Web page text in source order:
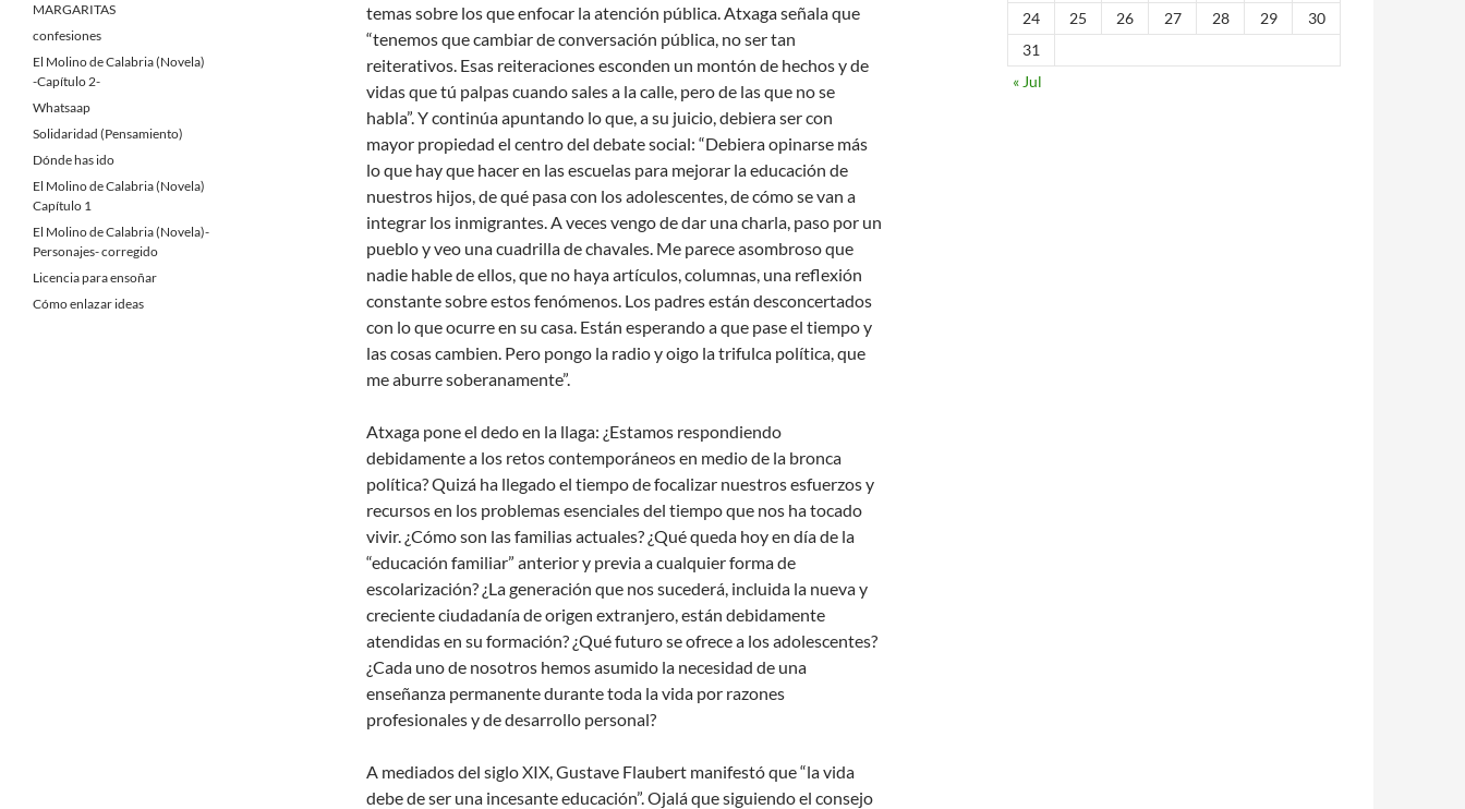
temas sobre los que enfocar la atención pública. Atxaga señala que
“tenemos que cambiar de conversación pública, no ser tan
reiterativos. Esas reiteraciones esconden un montón de hechos y de
vidas que tú palpas cuando sales a la calle, pero de las que no se
habla”. Y continúa apuntando lo que, a su juicio, debiera ser con
mayor propiedad el centro del debate social: “Debiera opinarse más
lo que hay que hacer en las escuelas para mejorar la educación de
nuestros hijos, de qué pasa con los adolescentes, de cómo se van a
integrar los inmigrantes. A veces vengo de dar una charla, paso por un
pueblo y veo una cuadrilla de chavales. Me parece asombroso que
nadie hable de ellos, que no haya artículos, columnas, una reflexión
constante sobre estos fenómenos. Los padres están desconcertados
con lo que ocurre en su casa. Están esperando a que pase el tiempo y
las cosas cambien. Pero pongo la radio y oigo la trifulca política, que
me aburre soberanamente”.
Atxaga pone el dedo en la llaga: ¿Estamos respondiendo
debidamente a los retos contemporáneos en medio de la bronca
política? Quizá ha llegado el tiempo de focalizar nuestros esfuerzos y
recursos en los problemas esenciales del tiempo que nos ha tocado
vivir. ¿Cómo son las familias actuales? ¿Qué queda hoy en día de la
“educación familiar” anterior y previa a cualquier forma de
escolarización? ¿La generación que nos sucederá, incluida la nueva y
creciente ciudadanía de origen extranjero, están debidamente
atendidas en su formación? ¿Qué futuro se ofrece a los adolescentes?
¿Cada uno de nosotros hemos asumido la necesidad de una
enseñanza permanente durante toda la vida por razones
profesionales y de desarrollo personal?
A mediados del siglo XIX, Gustave Flaubert manifestó que “la vida
debe de ser una incesante educación”. Ojalá que siguiendo el consejo
24
25 26 27 28 29
30
31
« Jul
MARGARITAS
confesiones
El Molino de Calabria (Novela)
-Capítulo 2-
Whatsaap
Solidaridad (Pensamiento)
Dónde has ido
El Molino de Calabria (Novela)
Capítulo 1
El Molino de Calabria (Novela)-
Personajes- corregido
Licencia para ensoñar
Cómo enlazar ideas